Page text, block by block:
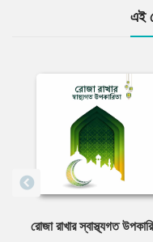
এই
রোজা রাখার স্বাস্থ্যগত